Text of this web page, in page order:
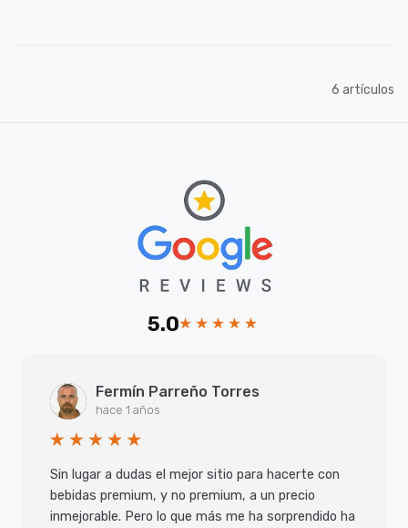
6 artículos
5.0
Fermín Parreño Torres
hace 1 años
Sin lugar a dudas el mejor sitio para hacerte con
bebidas premium, y no premium, a un precio
inmejorable. Pero lo que más me ha sorprendido ha